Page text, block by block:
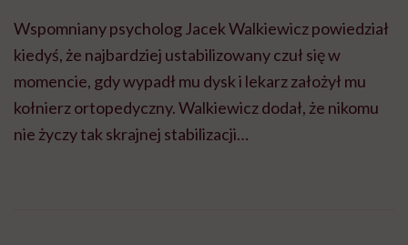
Wspomniany psycholog Jacek Walkiewicz powiedział
kiedyś, że najbardziej ustabilizowany czuł się w
momencie, gdy wypadł mu dysk i lekarz założył mu
kołnierz ortopedyczny. Walkiewicz dodał, że nikomu
nie życzy tak skrajnej stabilizacji…